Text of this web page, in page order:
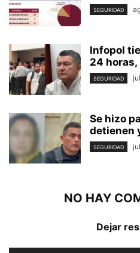
SEGURIDAD
Infopol
24
SEGURIDAD
Se hizo
detienen
SEGURIDAD
NO HAY
Dejar